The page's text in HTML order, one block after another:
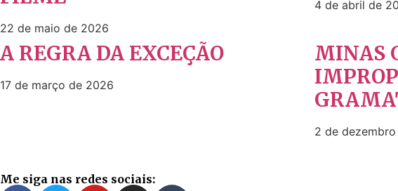
22 de maio de 2026
4 de abril de
A REGRA DA EXCEÇÃO
17 de março de 2026
MINAS
2 de
Me siga nas redes sociais: